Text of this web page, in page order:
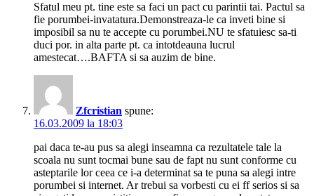
Sfatul meu pt. tine este sa faci un pact cu parintii tai. Pactul sa
fie porumbei-invatatura.Demonstreaza-le ca inveti bine si
imposibil sa nu te accepte cu porumbei.NU te sfatuiesc sa-ti
duci por. in alta parte pt. ca intotdeauna lucrul
amestecat….BAFTA si sa auzim de bine.
Zfcristian spune:
16.03.2009 la 18:03
pai daca te-au pus sa alegi inseamna ca rezultatele tale la
scoala nu sunt tocmai bune sau de fapt nu sunt conforme cu
asteptarile lor ceea ce i-a determinat sa te puna sa alegi intre
porumbei si internet. Ar trebui sa vorbesti cu ei ff serios si sa